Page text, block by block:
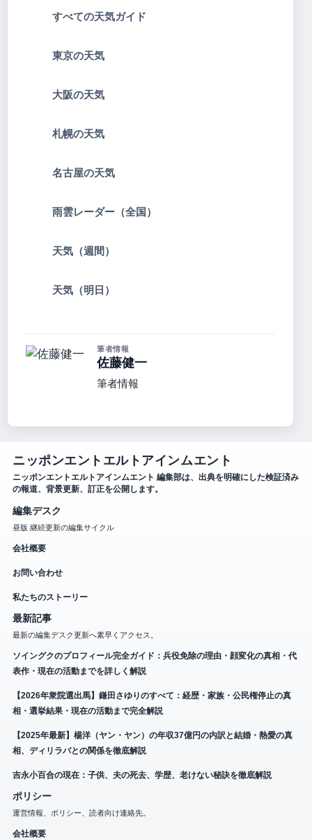
すべての天気ガイド
東京の天気
大阪の天気
札幌の天気
名古屋の天気
雨雲レーダー（全国）
天気（週間）
天気（明日）
筆者情報
佐藤健一
筆者情報
ニッポンエントエルトアインムエント
ニッポンエントエルトアインムエント 編集部は、出典を明確にした検証済み
の報道、背景更新、訂正を公開します。
編集デスク
昼版 継続更新の編集サイクル
会社概要
お問い合わせ
私たちのストーリー
最新記事
最新の編集デスク更新へ素早くアクセス。
ソイングクのプロフィール完全ガイド：兵役免除の理由・顔変化の真相・代
表作・現在の活動までを詳しく解説
【2026年衆院選出馬】鎌田さゆりのすべて：経歴・家族・公民権停止の真
相・選挙結果・現在の活動まで完全解説
【2025年最新】楊洋（ヤン・ヤン）の年収37億円の内訳と結婚・熱愛の真
相、ディリラバとの関係を徹底解説
吉永小百合の現在：子供、夫の死去、学歴、老けない秘訣を徹底解説
ポリシー
運営情報、ポリシー、読者向け連絡先。
会社概要